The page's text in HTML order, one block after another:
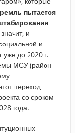
пытается
и
и
уже до 2020 г.
МСУ (район –
переход
со сроком
года.